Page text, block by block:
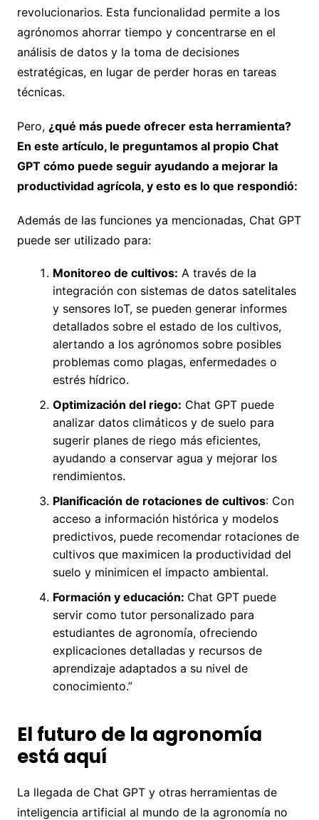
revolucionarios. Esta funcionalidad permite a los
agrónomos ahorrar tiempo y concentrarse en el
análisis de datos y la toma de decisiones
estratégicas, en lugar de perder horas en tareas
técnicas.
Pero, ¿qué más puede ofrecer esta herramienta?
En este artículo, le preguntamos al propio Chat
GPT cómo puede seguir ayudando a mejorar la
productividad agrícola, y esto es lo que respondió:
Además de las funciones ya mencionadas, Chat GPT
puede ser utilizado para:
Monitoreo de cultivos: A través de la
integración con sistemas de datos satelitales
y sensores IoT, se pueden generar informes
detallados sobre el estado de los cultivos,
alertando a los agrónomos sobre posibles
problemas como plagas, enfermedades o
estrés hídrico.
Optimización del riego: Chat GPT puede
analizar datos climáticos y de suelo para
sugerir planes de riego más eficientes,
ayudando a conservar agua y mejorar los
rendimientos.
Planificación de rotaciones de cultivos: Con
acceso a información histórica y modelos
predictivos, puede recomendar rotaciones de
cultivos que maximicen la productividad del
suelo y minimicen el impacto ambiental.
Formación y educación: Chat GPT puede
servir como tutor personalizado para
estudiantes de agronomía, ofreciendo
explicaciones detalladas y recursos de
aprendizaje adaptados a su nivel de
conocimiento.”
El futuro de la agronomía
está aquí
La llegada de Chat GPT y otras herramientas de
inteligencia artificial al mundo de la agronomía no